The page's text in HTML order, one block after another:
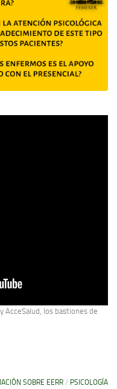
AcceSalud, los bastiones de
SOBRE EERR / PSICOLOGÍA